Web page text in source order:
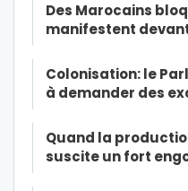
Des Marocains
manifestent
Colonisation: le
à demander des
Quand la
suscite un fort